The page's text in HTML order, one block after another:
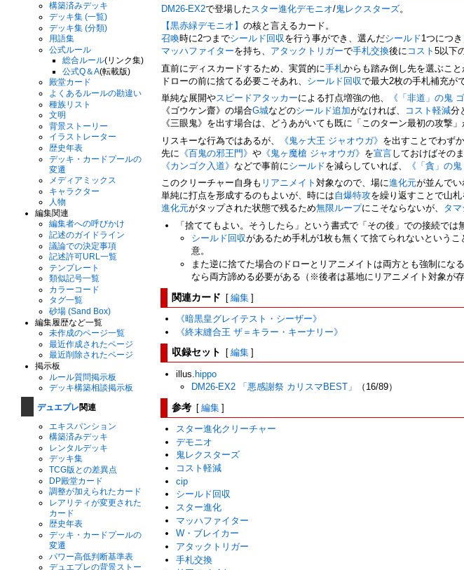
構築済みデッキ
デッキ集 (一覧)
デッキ集 (分類)
用語集
公式ルール
総合ルール(リンク集)
公式Q＆A(転載版)
殿堂カード
よくあるルールの勘違い
種族リスト
文明
背景ストーリー
イラストレーター
歴史年表
デッキ・カードプールの
変遷
メディアミックス
キャラクター
人物
編集関連
編集者への呼びかけ
記述のガイドライン
議論での決定事項
記述許可URL一覧
テンプレート
類似記号一覧
カラーコード
タグ一覧
砂場 (Sand Box)
編集履歴など一覧
未作成のページ一覧
最近作成されたページ
最近削除されたページ
掲示板
ルール質問掲示板
デッキ構築相談掲示板
デュエプレ関連
エキスパンション
構築済みデッキ
レンタルデッキ
デッキ集
TCG版との差異点
DP殿堂カード
調整が加えられたカード
レアリティが変更された
カード
歴史年表
デッキ・カードプールの
変遷
パワー高低判断基準表
デュエプレの背景ストー
DM26-EX2で登場した スター進化デモニオ/鬼レクスターズ。
【黒赤緑デモニオ】の核と言えるカード。
召喚時に2つまでシールド回収を行う事ができ、選んだシールド1つにつき
マッハファイターを持ち、 アタックトリガーで手札交換後に コスト5以下
直前にディスカードするため、実質的に手札からも踏み倒し先を選ぶこと
ドローの前に捨てる必要こそあれ、 シールド回収で最大2枚の手札補充が
単純な展開やスピードアタッカーによる打点増強の他、 《「非道」の鬼
《ゴウケン齋》の場合G城などのシールド追加がなければ、 コスト軽減分
《三眼鬼》を出す場合は、どうあがいても既に「このターン最初の攻撃
リスキーな行為ではあるが、
《鬼ヶ大王 ジャオウガ》 を出すことでわず
先に 《百鬼の邪王門》や 《鬼ヶ魔槍 ジャオウガ》 を宣言しておけばその
《カンゴク入道》などで事前にシールドを減らしていれば、 《「貪」の
このクリーチャー自身も リアニメイト対象なので、場に進化元が並んでい
単純に打点を形成するのもよいが、時には自爆特攻を繰り返すことで山
進化元がタップされた状態で残るため無限ループにこそならないが、 タ
「捨ててもよい。そうしたら」という書式で「その後」での接続で
シールド回収があるため手札が1枚も無くて捨てられないという
意。
また逆に捨てた場合のドローとリアニメイトは両方とも強制にな
なら両方諦める必要がある（※後者は墓地にリアニメイト対象が
関連カード [編集]
《暗黒皇グレイテスト・シーザー》
《終末縫合王 ザ＝キラー・キーナリー》
収録セット [編集]
illus. hippo
DM26-EX2 「悪感謝祭 カリスマBEST」
（16/89）
参考 [編集]
スター進化クリーチャー
デモニオ
鬼レクスターズ
コスト軽減
cip
シールド回収
スター進化
マッハファイター
W・ブレイカー
アタックトリガー
手札交換